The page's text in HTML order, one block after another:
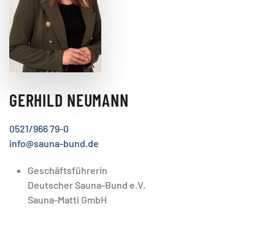
GERHILD NEUMANN
0521/966 79-0
info@sauna-bund.de
Geschäftsführerin
Deutscher Sauna-Bund e.V.
Sauna-Matti GmbH